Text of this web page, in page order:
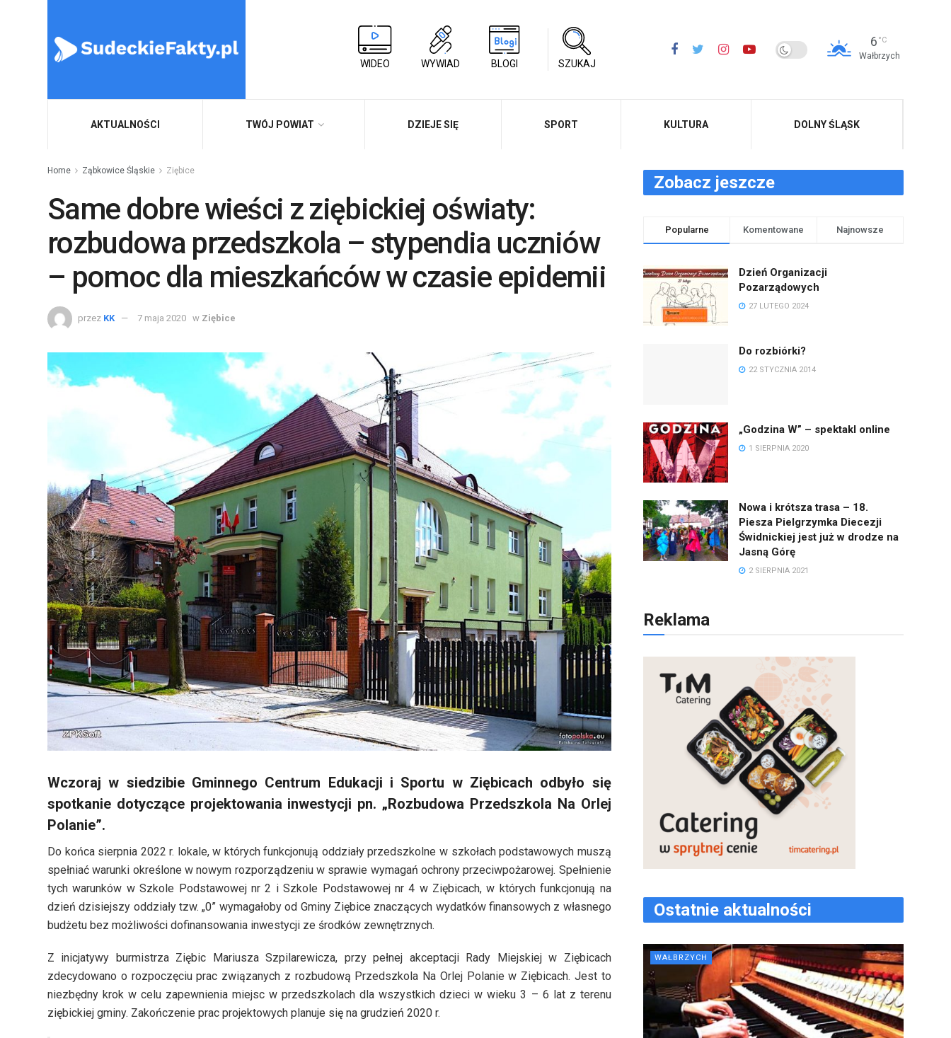
WIDEO WYWIAD BLOGI SZUKAJ
6 °C
Wałbrzych
AKTUALNOŚCI TWÓJ POWIAT DZIEJE SIĘ SPORT KULTURA DOLNY ŚLĄSK
Home Ząbkowice Śląskie Ziębice
Same dobre wieści z ziębickiej oświaty:
rozbudowa przedszkola – stypendia uczniów
– pomoc dla mieszkańców w czasie epidemii
przez KK 7 maja 2020 w Ziębice
Wczoraj w siedzibie Gminnego Centrum Edukacji i Sportu w Ziębicach odbyło się
spotkanie dotyczące projektowania inwestycji pn. „Rozbudowa Przedszkola Na Orlej
Polanie”.
Do końca sierpnia 2022 r. lokale, w których funkcjonują oddziały przedszkolne w szkołach podstawowych muszą
spełniać warunki określone w nowym rozporządzeniu w sprawie wymagań ochrony przeciwpożarowej. Spełnienie
tych warunków w Szkole Podstawowej nr 2 i Szkole Podstawowej nr 4 w Ziębicach, w których funkcjonują na
dzień dzisiejszy oddziały tzw. „0” wymagałoby od Gminy Ziębice znaczących wydatków finansowych z własnego
budżetu bez możliwości dofinansowania inwestycji ze środków zewnętrznych.
Z inicjatywy burmistrza Ziębic Mariusza Szpilarewicza, przy pełnej akceptacji Rady Miejskiej w Ziębicach
zdecydowano o rozpoczęciu prac związanych z rozbudową Przedszkola Na Orlej Polanie w Ziębicach. Jest to
niezbędny krok w celu zapewnienia miejsc w przedszkolach dla wszystkich dzieci w wieku 3 – 6 lat z terenu
ziębickiej gminy. Zakończenie prac projektowych planuje się na grudzień 2020 r.
Zobacz jeszcze
Popularne Komentowane Najnowsze
Dzień Organizacji
Pozarządowych
27 LUTEGO 2024
Do rozbiórki?
22 STYCZNIA 2014
„Godzina W” – spektakl online
1 SIERPNIA 2020
Nowa i krótsza trasa – 18.
Piesza Pielgrzymka Diecezji
Świdnickiej jest już w drodze na
Jasną Górę
2 SIERPNIA 2021
Reklama
Ostatnie aktualności
WAŁBRZYCH